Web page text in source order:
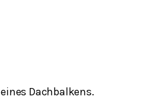
eines Dachbalkens.